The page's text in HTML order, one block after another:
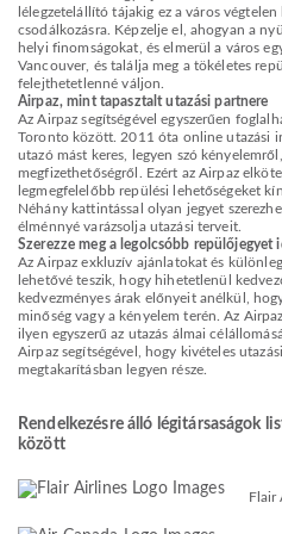
lélegzetelállító tájakig ez a város
csodálkozásra. Képzelje el, ahogyan a
helyi finomságokat, és elmerül a város
Vancouver, és találja meg a tökéletes
felejthetetlenné váljon.
Airpaz, mint tapasztalt utazási partnere
Az Airpaz segítségével egyszerűen
Toronto között. 2011 óta online utazási
utazó mást keres, legyen szó
megfizethetőségről. Ezért az Airpaz
legmegfelelőbb repülési lehetőségeket
Néhány kattintással olyan jegyet
élménnyé varázsolja utazási terveit.
Szerezze meg a legolcsóbb repülőjegyet
Az Airpaz exkluzív ajánlatokat és
lehetővé teszik, hogy hihetetlenül
kedvezményes árak előnyeit anélkül,
minőség vagy a kényelem terén. Az
ilyen egyszerű az utazás álmai
Airpaz segítségével, hogy kivételes
megtakarításban legyen része.
Rendelkezésre álló légitársaságok
között
Flair